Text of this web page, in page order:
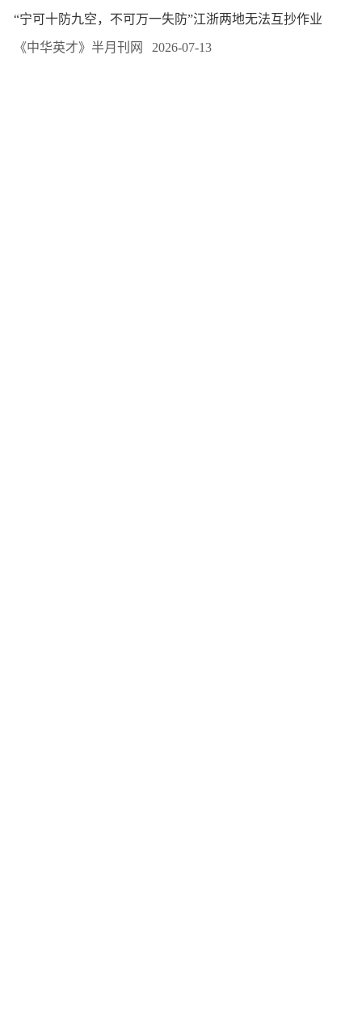
“宁可十防九空，不可万一失防”江浙两地无法互抄作业
《中华英才》半月刊网 2026-07-13